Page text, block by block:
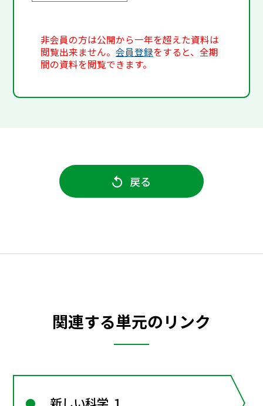
非会員の方は公開から一年を超えた資料は
閲覧出来ません。会員登録をすると、全期
間の資料を閲覧できます。
戻る
関連する単元のリンク